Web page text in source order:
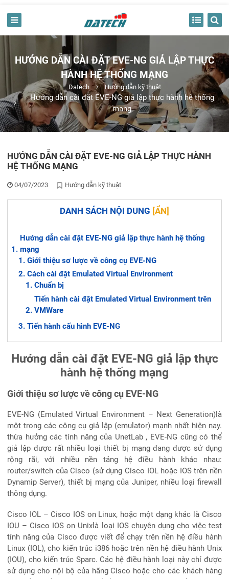
HƯỚNG DẪN CÀI ĐẶT EVE-NG GIẢ LẬP THỰC
HÀNH HỆ THỐNG MẠNG
Datech Hướng dẫn kỹ thuật
Hướng dẫn cài đặt EVE-NG giả lập thực hành hệ thống
mạng
HƯỚNG DẪN CÀI ĐẶT EVE-NG GIẢ LẬP THỰC HÀNH
HỆ THỐNG MẠNG
04/07/2023 Hướng dẫn kỹ thuật
DANH SÁCH NỘI DUNG [ẨN]
Hướng dẫn cài đặt EVE-NG giả lập thực hành hệ thống
mạng
Giới thiệu sơ lược về công cụ EVE-NG
Cách cài đặt Emulated Virtual Environment
Chuẩn bị
Tiến hành cài đặt Emulated Virtual Environment trên
VMWare
Tiến hành cấu hình EVE-NG
Hướng dẫn cài đặt EVE-NG giả lập thực
hành hệ thống mạng
Giới thiệu sơ lược về công cụ EVE-NG
EVE-NG (Emulated Virtual Environment – Next Generation)là
một trong các công cụ giả lập (emulator) mạnh nhất hiện nay.
thừa hưởng các tính năng của UnetLab , EVE-NG cũng có thể
giả lập được rất nhiều loại thiết bị mạng đang được sử dụng
rộng rãi, với nhiều nền tảng hệ điều hành khác nhau:
router/switch của Cisco (sử dụng Cisco IOL hoặc IOS trên nền
Dynamip Server), thiết bị mạng của Juniper, nhiều loại firewall
thông dụng.
Cisco IOL – Cisco IOS on Linux, hoặc một dạng khác là Cisco
IOU – Cisco IOS on Unixlà loại IOS chuyên dụng cho việc test
tính năng của Cisco được viết để chạy trên nền hệ điều hành
Linux (IOL), cho kiến trúc i386 hoặc trên nền hệ điều hành Unix
(IOU), cho kiến trúc Sparc. Các hệ điều hành loại này chỉ được
sử dụng cho nội bộ của hãng Cisco hoặc cho các khách hàng